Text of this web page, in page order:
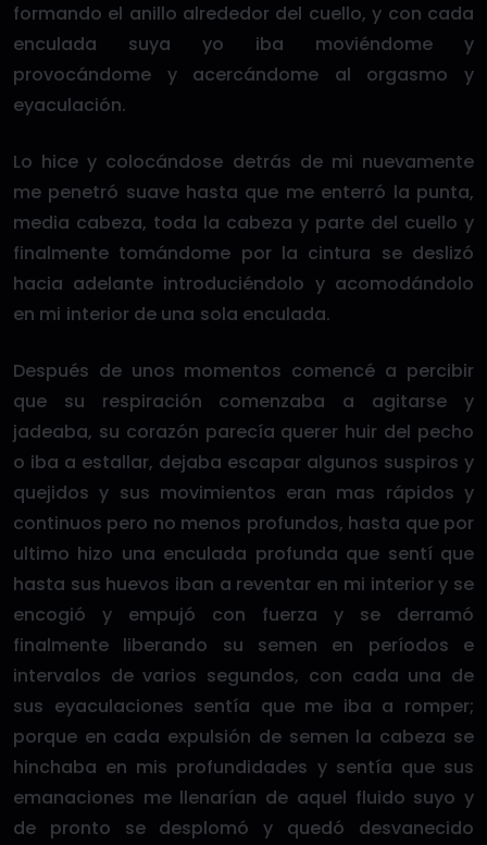
formando el anillo alrededor del cuello, y con cada
enculada suya yo iba moviéndome y
provocándome y acercándome al orgasmo y
eyaculación.
Lo hice y colocándose detrás de mi nuevamente
me penetró suave hasta que me enterró la punta,
media cabeza, toda la cabeza y parte del cuello y
finalmente tomándome por la cintura se deslizó
hacia adelante introduciéndolo y acomodándolo
en mi interior de una sola enculada.
Después de unos momentos comencé a percibir
que su respiración comenzaba a agitarse y
jadeaba, su corazón parecía querer huir del pecho
o iba a estallar, dejaba escapar algunos suspiros y
quejidos y sus movimientos eran mas rápidos y
continuos pero no menos profundos, hasta que por
ultimo hizo una enculada profunda que sentí que
hasta sus huevos iban a reventar en mi interior y se
encogió y empujó con fuerza y se derramó
finalmente liberando su semen en períodos e
intervalos de varios segundos, con cada una de
sus eyaculaciones sentía que me iba a romper;
porque en cada expulsión de semen la cabeza se
hinchaba en mis profundidades y sentía que sus
emanaciones me llenarían de aquel fluido suyo y
de pronto se desplomó y quedó desvanecido